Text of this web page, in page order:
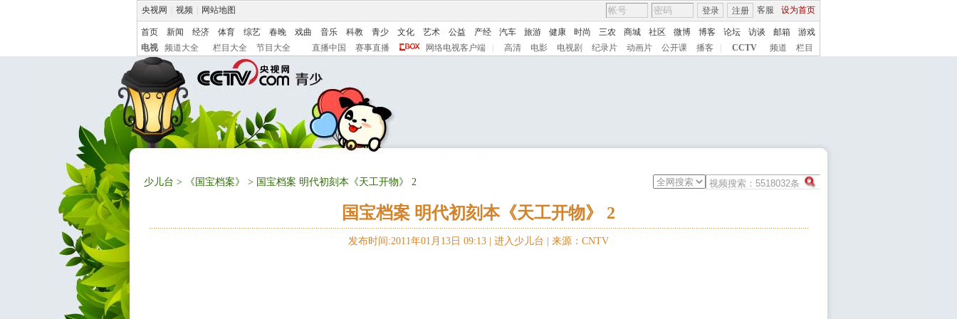
央视网 视频 网站地图 客服 设为首页
登录 注册
首页 新闻 经济 体育 综艺 春晚 戏曲 音乐 科教 青少 文化 艺术 公益 产经 汽车 旅游 健康 时尚 三农 商城 社区 微博 博客 论坛 访谈 邮箱
游戏
电视
频道大全 栏目大全 节目大全 直播中国 赛事直播 网络电视客户端 高清 电影 电视剧 纪录片 动画片 公开课 播客 CCTV 频道 栏目
少儿台 > 《国宝档案》 > 国宝档案 明代初刻本《天工开物》 2
国宝档案 明代初刻本《天工开物》 2
发布时间:2011年01月13日 09:13 | 进入少儿台 来源：CNTV